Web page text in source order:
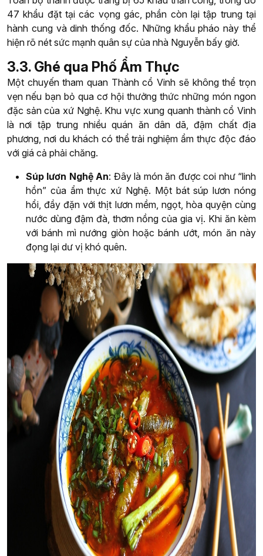
47 khẩu đặt tại các vọng gác, phần còn lại tập trung tại
hành cung và dinh thống đốc. Những khẩu pháo này thể
hiện rõ nét sức mạnh quân sự của nhà Nguyễn bấy giờ.
3.3. Ghé qua Phố Ẩm Thực
Một chuyến tham quan Thành cổ Vinh sẽ không thể trọn
vẹn nếu bạn bỏ qua cơ hội thưởng thức những món ngon
đặc sản của xứ Nghệ. Khu vực xung quanh thành cổ Vinh
là nơi tập trung nhiều quán ăn dân dã, đậm chất địa
phương, nơi du khách có thể trải nghiệm ẩm thực độc đáo
với giá cả phải chăng.
Súp lươn Nghệ An: Đây là món ăn được coi như “linh
hồn” của ẩm thực xứ Nghệ. Một bát súp lươn nóng
hổi, đầy đặn với thịt lươn mềm, ngọt, hòa quyện cùng
nước dùng đậm đà, thơm nồng của gia vị. Khi ăn kèm
với bánh mì nướng giòn hoặc bánh ướt, món ăn này
đọng lại dư vị khó quên.